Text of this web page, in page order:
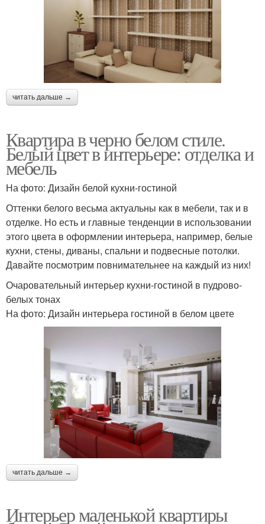
читать дальше →
Квартира в черно белом стиле.
Белый цвет в интерьере: отделка и
мебель
На фото: Дизайн белой кухни-гостиной
Оттенки белого весьма актуальны как в мебели, так и в
отделке. Но есть и главные тенденции в использовании
этого цвета в оформлении интерьера, например, белые
кухни, стены, диваны, спальни и подвесные потолки.
Давайте посмотрим повнимательнее на каждый из них!
Очаровательный интерьер кухни-гостиной в пудрово-
белых тонах
На фото: Дизайн интерьера гостиной в белом цвете
читать дальше →
Интерьер маленькой квартиры